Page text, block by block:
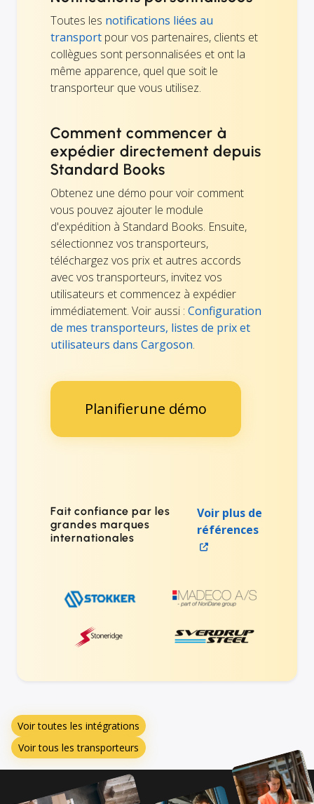
Toutes les notifications liées au
transport pour vos partenaires, clients et
collègues sont personnalisées et ont la
même apparence, quel que soit le
transporteur que vous utilisez.
Comment commencer à
expédier directement depuis
Standard Books
Obtenez une démo pour voir comment
vous pouvez ajouter le module
d'expédition à Standard Books. Ensuite,
sélectionnez vos transporteurs,
téléchargez vos prix et autres accords
avec vos transporteurs, invitez vos
utilisateurs et commencez à expédier
immédiatement. Voir aussi : Configuration
de mes transporteurs, listes de prix et
utilisateurs dans Cargoson.
Planifierune démo
Fait confiance par les
grandes marques
internationales
Voir plus de
références
Voir toutes les intégrations
Voir tous les transporteurs